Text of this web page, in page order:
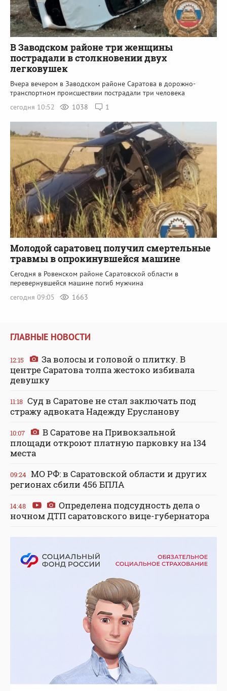
В Заводском районе три женщины
пострадали в столкновении двух
легковушек
Вчера вечером в Заводском районе Саратова в дорожно-
транспортном происшествии пострадали три человека
сегодня 10:52
1038 1
Молодой саратовец получил смертельные
травмы в опрокинувшейся машине
Сегодня в Ровенском районе Саратовской области в
перевернувшейся машине погиб мужчина
сегодня 09:05
1663
ГЛАВНЫЕ НОВОСТИ
12:15
За волосы и головой о плитку. В
центре Саратова толпа жестоко избивала
девушку
11:18 Суд в Саратове не стал заключать под
стражу адвоката Надежду Ерусланову
10:07
В Саратове на Привокзальной
площади откроют платную парковку на 134
места
09:24 МО РФ: в Саратовской области и других
регионах сбили 456 БПЛА
14:48
Определена подсудность дела о
ночном ДТП саратовского вице-губернатора